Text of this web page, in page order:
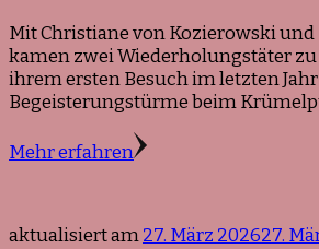
Mit Christiane von Kozierowski und
kamen zwei Wiederholungstäter zu
ihrem ersten Besuch im letzten
Begeisterungstürme beim
Mehr erfahren
aktualisiert am27. März 202627.